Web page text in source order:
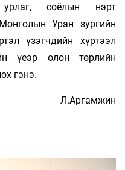
урлаг, соёлын нэрт
Уран зургийн
үзэгчдийн хүртээл
үеэр олон төрлийн
гэнэ.
Л.Аргамжин